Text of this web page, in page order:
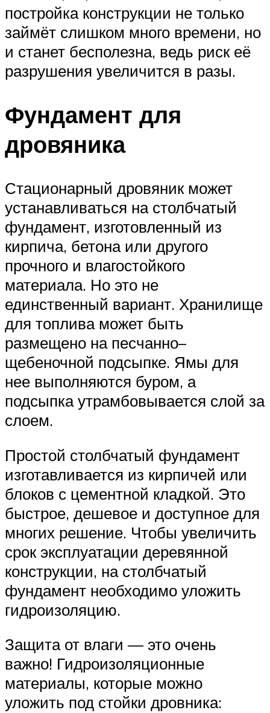
постройка конструкции не только
займёт слишком много времени, но
и станет бесполезна, ведь риск её
разрушения увеличится в разы.
Фундамент для
дровяника
Стационарный дровяник может
устанавливаться на столбчатый
фундамент, изготовленный из
кирпича, бетона или другого
прочного и влагостойкого
материала. Но это не
единственный вариант. Хранилище
для топлива может быть
размещено на песчанно–
щебеночной подсыпке. Ямы для
нее выполняются буром, а
подсыпка утрамбовывается слой за
слоем.
Простой столбчатый фундамент
изготавливается из кирпичей или
блоков с цементной кладкой. Это
быстрое, дешевое и доступное для
многих решение. Чтобы увеличить
срок эксплуатации деревянной
конструкции, на столбчатый
фундамент необходимо уложить
гидроизоляцию.
Защита от влаги — это очень
важно! Гидроизоляционные
материалы, которые можно
уложить под стойки дровника: